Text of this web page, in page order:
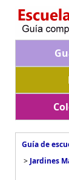
Guía de
> Jardines